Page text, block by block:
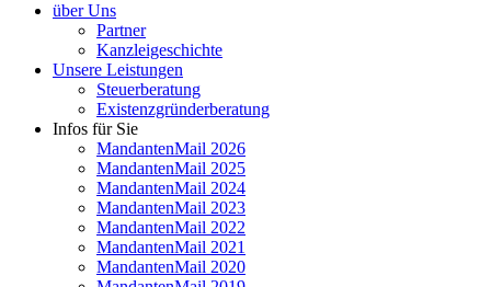
über Uns
Partner
Kanzleigeschichte
Unsere Leistungen
Steuerberatung
Existenzgründerberatung
Infos für Sie
MandantenMail 2026
MandantenMail 2025
MandantenMail 2024
MandantenMail 2023
MandantenMail 2022
MandantenMail 2021
MandantenMail 2020